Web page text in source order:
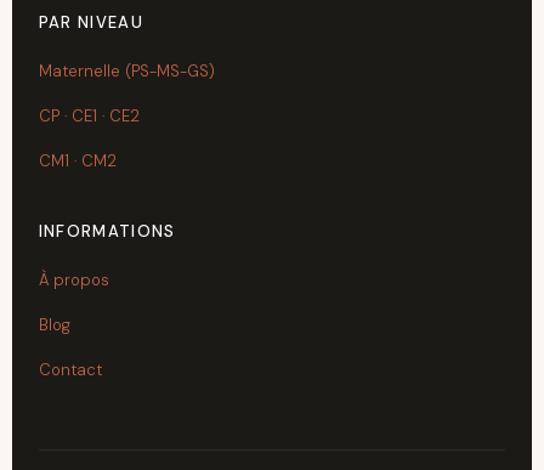
PAR NIVEAU
Maternelle (PS-MS-GS)
CP · CE1 · CE2
CM1 · CM2
INFORMATIONS
À propos
Blog
Contact